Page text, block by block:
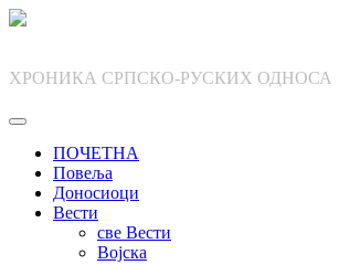
Skip
ХРОНИКА СРПСКО-РУСКИХ ОДНОСА
ПОЧЕТНА
Повеља
Доносиоци
Вести
све Вести
Војска